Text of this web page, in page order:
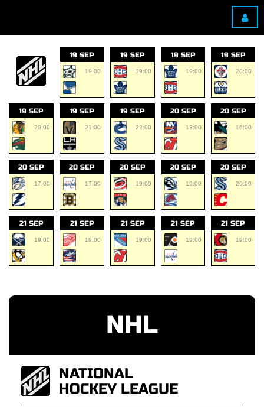
19 SEP
19:00
19 SEP
19:00
19 SEP
19:00
19 SEP
20:00
19 SEP
20:00
19 SEP
21:00
19 SEP
22:00
20 SEP
13:00
20 SEP
16:00
20 SEP
17:00
20 SEP
17:00
20 SEP
19:00
20 SEP
19:00
20 SEP
20:00
21 SEP
19:00
21 SEP
19:00
21 SEP
19:00
21 SEP
19:00
21 SEP
19:00
NHL
NATIONAL
HOCKEY LEAGUE